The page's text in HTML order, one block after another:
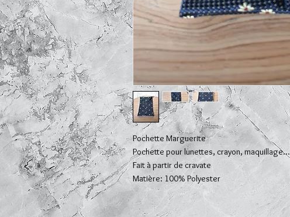
Pochette Marguerite
Pochette pour lunettes, crayon, maquillage...
Fait à partir de cravate
Matière: 100% Polyester